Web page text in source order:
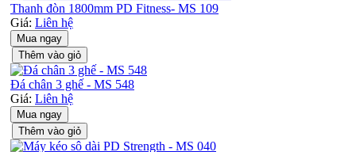
Thanh đòn 1800mm PD Fitness- MS 109
Giá: Liên hệ
Mua ngay
Thêm vào giỏ
Đá chân 3 ghế - MS 548
Giá: Liên hệ
Mua ngay
Thêm vào giỏ